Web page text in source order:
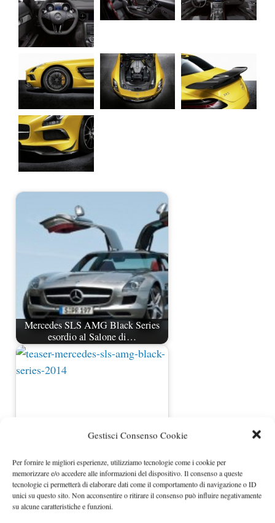
Gestisci Consenso Cookie
Per fornire le migliori esperienze, utilizziamo tecnologie come i cookie per
memorizzare e/o accedere alle informazioni del dispositivo. Il consenso a queste
tecnologie ci permetterà di elaborare dati come il comportamento di navigazione o ID
unici su questo sito. Non acconsentire o ritirare il consenso può influire negativamente
su alcune caratteristiche e funzioni.
Mercedes SLS AMG Black Series
esordio al Salone di…
Mercedes SLS AMG Black Series
primo teaser ufficiale